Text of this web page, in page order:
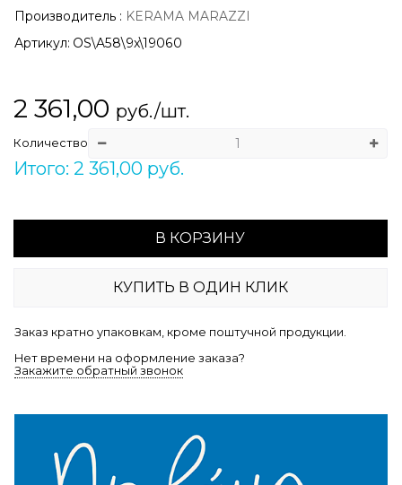
Производитель : KERAMA MARAZZI
Артикул: OS\A58\9x\19060
2 361,00 руб./шт.
Количество
Итого: 2 361,00 руб.
В КОРЗИНУ
КУПИТЬ В ОДИН КЛИК
Заказ кратно упаковкам, кроме поштучной продукции.
Нет времени на оформление заказа?
Закажите обратный звонок